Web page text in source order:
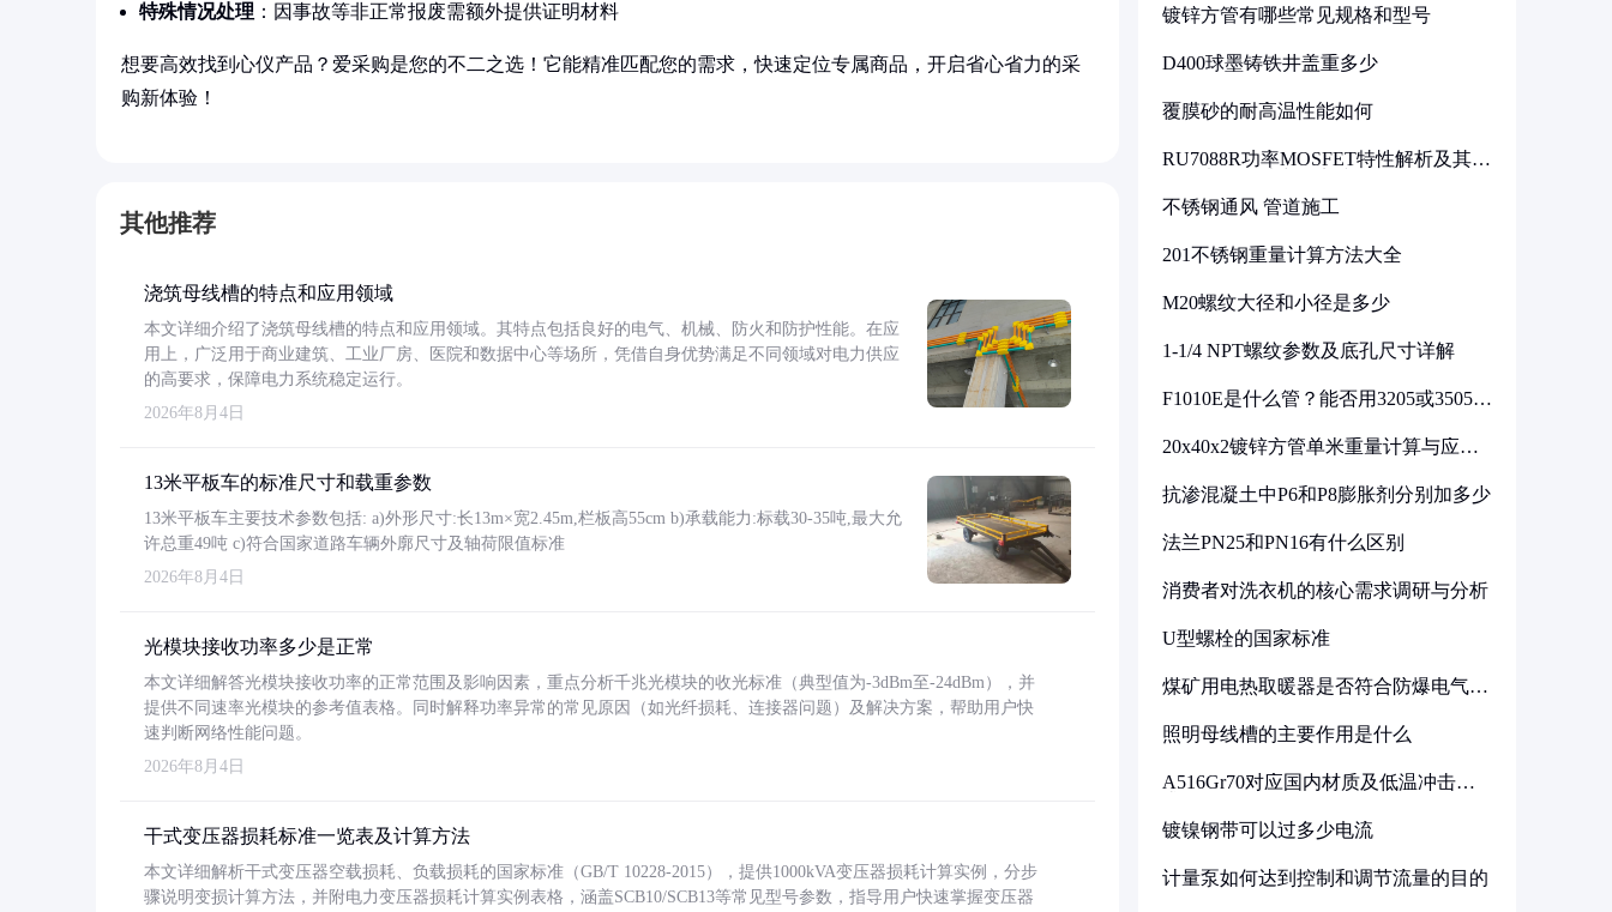
特殊情况处理 ：因事故等非正常报废需额外提供证明材料
想要高效找到心仪产品？爱采购是您的不二之选！它能精准匹配您的需求，快速定位专属商品，开启省心省力的采
购新体验！
其他推荐
浇筑母线槽的特点和应用领域
本文详细介绍了浇筑母线槽的特点和应用领域。其特点包括良好的电气、机械、防火和防护性能。在应
用上，广泛用于商业建筑、工业厂房、医院和数据中心等场所，凭借自身优势满足不同领域对电力供应
的高要求，保障电力系统稳定运行。
2026年8月4日
13米平板车的标准尺寸和载重参数
13米平板车主要技术参数包括: a)外形尺寸:长13m×宽2.45m,栏板高55cm b)承载能力:标载30-35吨,最大允
许总重49吨 c)符合国家道路车辆外廓尺寸及轴荷限值标准
2026年8月4日
光模块接收功率多少是正常
本文详细解答光模块接收功率的正常范围及影响因素，重点分析千兆光模块的收光标准（典型值为-3dBm至-24dBm），并
提供不同速率光模块的参考值表格。同时解释功率异常的常见原因（如光纤损耗、连接器问题）及解决方案，帮助用户快
速判断网络性能问题。
2026年8月4日
干式变压器损耗标准一览表及计算方法
本文详细解析干式变压器空载损耗、负载损耗的国家标准（GB/T 10228-2015），提供1000kVA变压器损耗计算实例，分步
骤说明变损计算方法，并附电力变压器损耗计算实例表格，涵盖SCB10/SCB13等常见型号参数，指导用户快速掌握变压器
镀锌方管有哪些常见规格和型号
D400球墨铸铁井盖重多少
覆膜砂的耐高温性能如何
RU7088R功率MOSFET特性解析及其在
不锈钢通风 管道施工
201不锈钢重量计算方法大全
M20螺纹大径和小径是多少
1-1/4 NPT螺纹参数及底孔尺寸详解
F1010E是什么管？能否用3205或3505代
20x40x2镀锌方管单米重量计算与应用
抗渗混凝土中P6和P8膨胀剂分别加多少
法兰PN25和PN16有什么区别
消费者对洗衣机的核心需求调研与分析
U型螺栓的国家标准
煤矿用电热取暖器是否符合防爆电气设
照明母线槽的主要作用是什么
A516Gr70对应国内材质及低温冲击要
镀镍钢带可以过多少电流
计量泵如何达到控制和调节流量的目的